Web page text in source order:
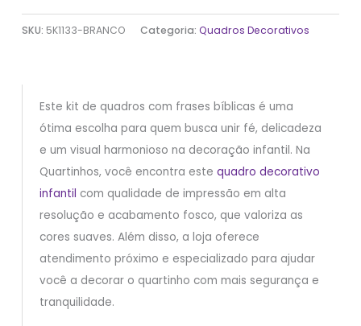
SKU: 5K1133-BRANCO Categoria:Quadros Decorativos
Este kit de quadros com frases bíblicas é uma
ótima escolha para quem busca unir fé, delicadeza
e um visual harmonioso na decoração infantil. Na
Quartinhos, você encontra este quadro decorativo
infantil com qualidade de impressão em alta
resolução e acabamento fosco, que valoriza as
cores suaves. Além disso, a loja oferece
atendimento próximo e especializado para ajudar
você a decorar o quartinho com mais segurança e
tranquilidade.